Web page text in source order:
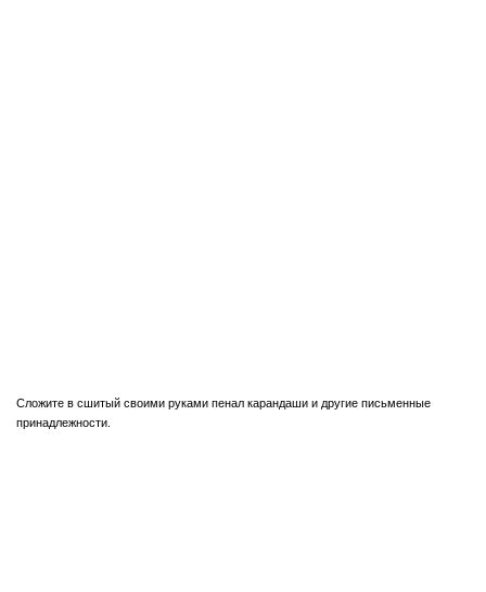
Сложите в сшитый своими руками пенал карандаши и другие письменные
принадлежности.